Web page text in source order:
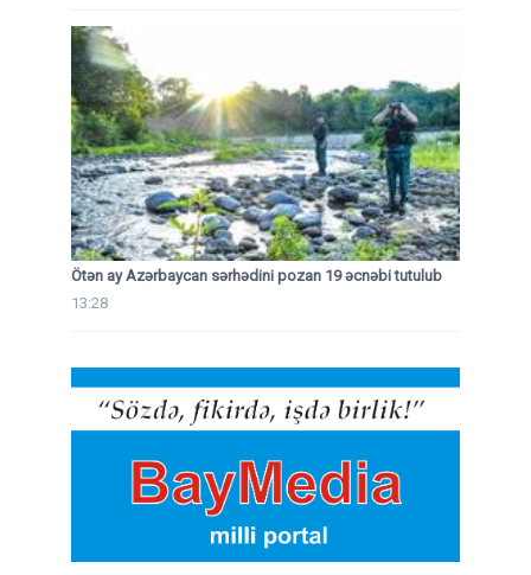
Ötən ay Azərbaycan sərhədini pozan 19 əcnəbi tutulub
13:28